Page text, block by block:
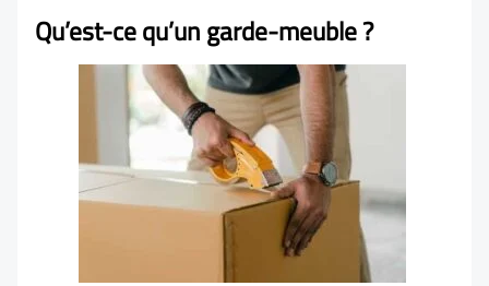
Qu’est-ce qu’un garde-meuble ?